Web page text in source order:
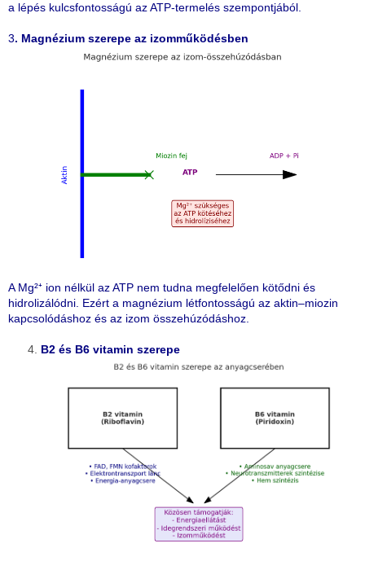
a lépés kulcsfontosságú az ATP-termelés szempontjából.
3. Magnézium szerepe az izomműködésben
A Mg²⁺ ion nélkül az ATP nem tudna megfelelően kötődni és
hidrolizálódni. Ezért a magnézium létfontosságú az aktin–miozin
kapcsolódáshoz és az izom összehúzódáshoz.
B2 és B6 vitamin szerepe